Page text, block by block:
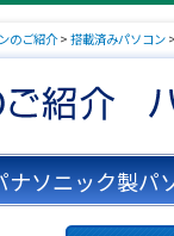
のご紹介> 搭載済みパソコン
ナソニック製パ